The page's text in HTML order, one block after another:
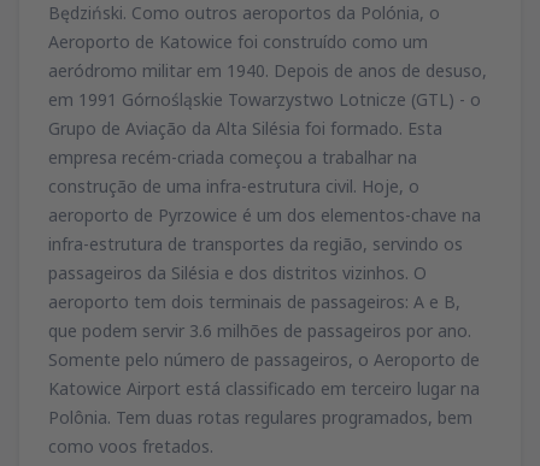
Będziński. Como outros aeroportos da Polónia, o
Aeroporto de Katowice foi construído como um
aeródromo militar em 1940. Depois de anos de desuso,
em 1991 Górnośląskie Towarzystwo Lotnicze (GTL) - o
Grupo de Aviação da Alta Silésia foi formado. Esta
empresa recém-criada começou a trabalhar na
construção de uma infra-estrutura civil. Hoje, o
aeroporto de Pyrzowice é um dos elementos-chave na
infra-estrutura de transportes da região, servindo os
passageiros da Silésia e dos distritos vizinhos. O
aeroporto tem dois terminais de passageiros: A e B,
que podem servir 3.6 milhões de passageiros por ano.
Somente pelo número de passageiros, o Aeroporto de
Katowice Airport está classificado em terceiro lugar na
Polônia. Tem duas rotas regulares programados, bem
como voos fretados.